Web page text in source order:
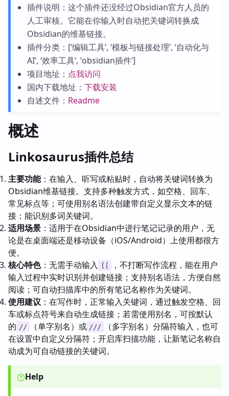
插件说明：这个插件还没经过Obsidian官方人员的
人工审核。它能在你输入时自动把关键词转换成
Obsidian的维基链接。
插件分类：[‘编辑工具’, ‘模板与链接处理’, ‘自动化与
AI’, ‘效率工具’, ‘obsidian插件’]
项目地址： 点我访问
国内下载地址： 下载安装
自述文件： Readme
概述
Linkosaurus插件总结
主要功能：在输入、听写或粘贴时，自动将关键词转换为
Obsidian维基链接。支持多种触发方式，如空格、回车、
常见标点等；可使用别名语法创建带自定义显示文本的链
接；能识别多词关键词。
适用场景 ：适用于在Obsidian中进行笔记记录的用户，无
论是在桌面端还是移动设备（iOS/Android）上使用都很方
便。
核心特色：无需手动输入 [[
，不打断写作流程，能在用户
输入过程中实时识别并创建链接；支持别名语法，方便自然
阅读；可自动扫描库中的所有笔记名称作为关键词。
使用建议 ：在写作时，正常输入关键词，通过触发空格、回
车或标点符号来自动生成链接；若需使用别名，可按默认
的 // （单字别名）或 ///
（多字别名）分隔符输入，也可
在设置中自定义分隔符；开启库扫描功能，让新笔记名称自
动成为可自动链接的关键词。
Help